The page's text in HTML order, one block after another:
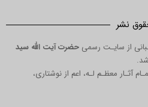
رسمی حضرت آیت الله سید
اعم از نوشتاری،